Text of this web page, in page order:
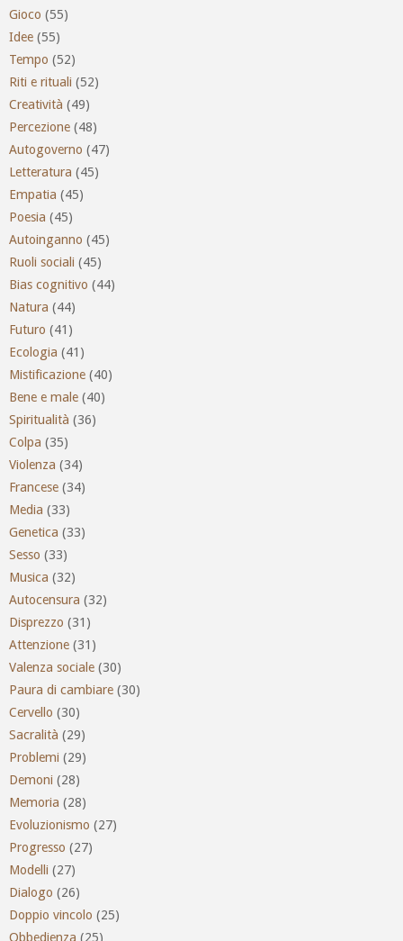
Gioco (55)
Idee (55)
Tempo (52)
Riti e rituali (52)
Creatività (49)
Percezione (48)
Autogoverno (47)
Letteratura (45)
Empatia (45)
Poesia (45)
Autoinganno (45)
Ruoli sociali (45)
Bias cognitivo (44)
Natura (44)
Futuro (41)
Ecologia (41)
Mistificazione (40)
Bene e male (40)
Spiritualità (36)
Colpa (35)
Violenza (34)
Francese (34)
Media (33)
Genetica (33)
Sesso (33)
Musica (32)
Autocensura (32)
Disprezzo (31)
Attenzione (31)
Valenza sociale (30)
Paura di cambiare (30)
Cervello (30)
Sacralità (29)
Problemi (29)
Demoni (28)
Memoria (28)
Evoluzionismo (27)
Progresso (27)
Modelli (27)
Dialogo (26)
Doppio vincolo (25)
Obbedienza (25)